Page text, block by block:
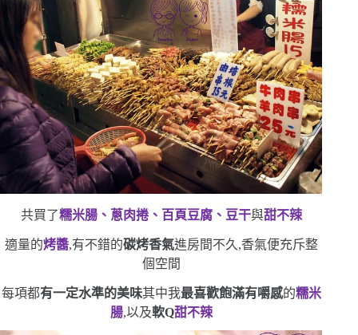
共買了糯米腸、蔥肉捲、百頁豆腐、豆干與甜不辣
適量的烤醬,有不錯的碳烤香氣進房間不久,香氣便充斥整
個空間
每項都有一定水準的美味其中我最喜歡飽滿有嚼感的糯米
腸,以及軟Q甜不辣